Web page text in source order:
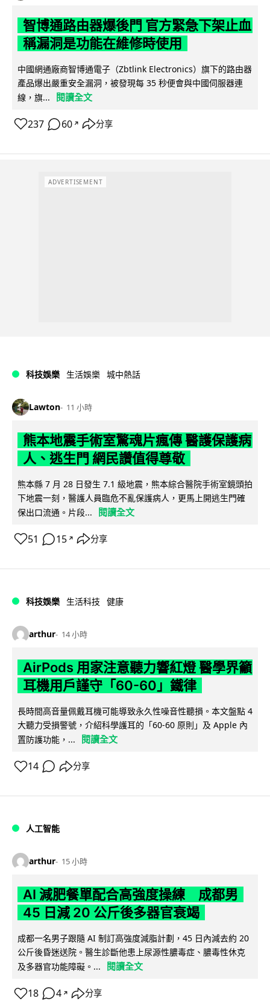
智博通路由器爆後門 官方緊急下架止血
稱漏洞是功能在維修時使用
中國網通廠商智博通電子（Zbtlink Electronics）旗下的路由器
產品爆出嚴重安全漏洞，被發現每 35 秒便會與中國伺服器連
線，旗...
閱讀全文
237 60 ↗ 分享
ADVERTISEMENT
科技娛樂 生活娛樂 城中熱話
Lawton 11 小時
熊本地震手術室驚魂片瘋傳 醫護保護病
人、逃生門 網民讚值得尊敬
熊本縣 7 月 28 日發生 7.1 級地震，熊本綜合醫院手術室鏡頭拍
下地震一刻，醫護人員臨危不亂保護病人，更馬上開逃生門確
保出口流通。片段...
閱讀全文
51 15 ↗ 分享
科技娛樂 生活科技 健康
arthur 14 小時
AirPods 用家注意聽力響紅燈 醫學界籲
耳機用戶謹守「60-60」鐵律
長時間高音量佩戴耳機可能導致永久性噪音性聽損。本文盤點 4
大聽力受損警號，介紹科學護耳的「60-60 原則」及 Apple 內
置防護功能，...
閱讀全文
14 分享
人工智能
arthur 15 小時
AI 減肥餐單配合高強度操練 成都男
45 日減 20 公斤後多器官衰竭
成都一名男子跟隨 AI 制訂高強度減脂計劃，45 日內減去約 20
公斤後昏迷送院。醫生診斷他患上尿源性膿毒症、膿毒性休克
及多器官功能障礙。...
閱讀全文
18 4 ↗ 分享